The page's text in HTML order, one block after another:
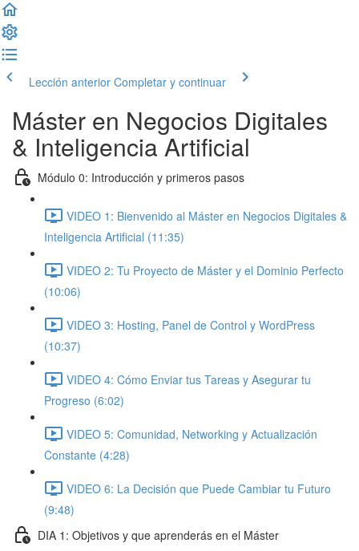
Lección anterior Completar y continuar
Máster en Negocios Digitales
& Inteligencia Artificial
Módulo 0: Introducción y primeros pasos
VIDEO 1: Bienvenido al Máster en Negocios Digitales &
Inteligencia Artificial (11:35)
VIDEO 2: Tu Proyecto de Máster y el Dominio Perfecto
(10:06)
VIDEO 3: Hosting, Panel de Control y WordPress
(10:37)
VIDEO 4: Cómo Enviar tus Tareas y Asegurar tu
Progreso (6:02)
VIDEO 5: Comunidad, Networking y Actualización
Constante (4:28)
VIDEO 6: La Decisión que Puede Cambiar tu Futuro
(9:48)
DIA 1: Objetivos y que aprenderás en el Máster